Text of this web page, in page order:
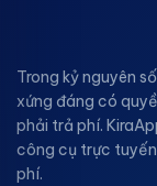
Trong kỷ nguyên
xứng đáng có
phải trả phí.
công cụ trực
phí.